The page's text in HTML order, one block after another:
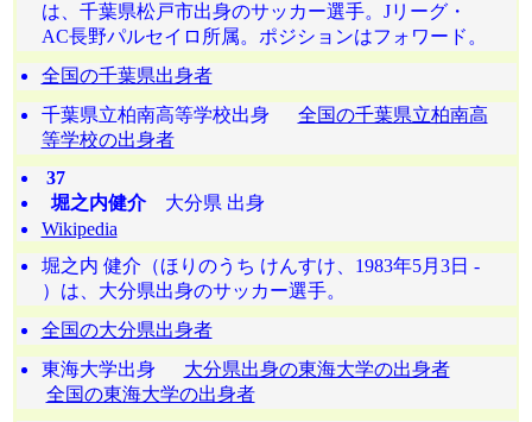
は、千葉県松戸市出身のサッカー選手。Jリーグ・
AC長野パルセイロ所属。ポジションはフォワード。
全国の千葉県出身者
千葉県立柏南高等学校出身 全国の千葉県立柏南高
等学校の出身者
37
堀之内健介大分県 出身
Wikipedia
堀之内 健介（ほりのうち けんすけ、1983年5月3日 -
）は、大分県出身のサッカー選手。
全国の大分県出身者
東海大学出身 大分県出身の東海大学の出身者
全国の東海大学の出身者